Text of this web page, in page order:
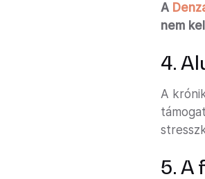
A
nem
4.
A
5. A